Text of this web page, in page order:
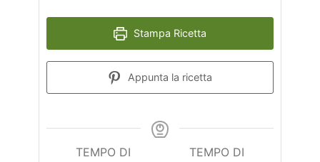
Stampa Ricetta
Appunta la ricetta
TEMPO DI
TEMPO DI